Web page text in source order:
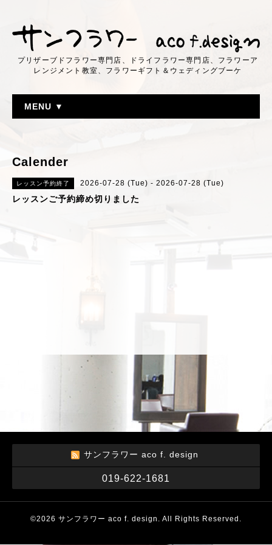
プリザーブドフラワー専門店、ドライフラワー専門店、フラワーア
レンジメント教室、フラワーギフト＆ウェディングブーケ
MENU ▼
Calender
レッスン予約終了 2026-07-28 (Tue) - 2026-07-28 (Tue)
レッスンご予約締め切りました
サンフラワー aco f. design
019-622-1681
©2026 サンフラワー aco f. design . All Rights Reserved.